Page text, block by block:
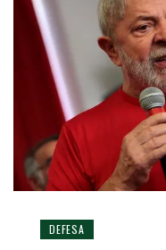
DEFESA